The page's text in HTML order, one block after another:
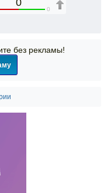
0
без рекламы!